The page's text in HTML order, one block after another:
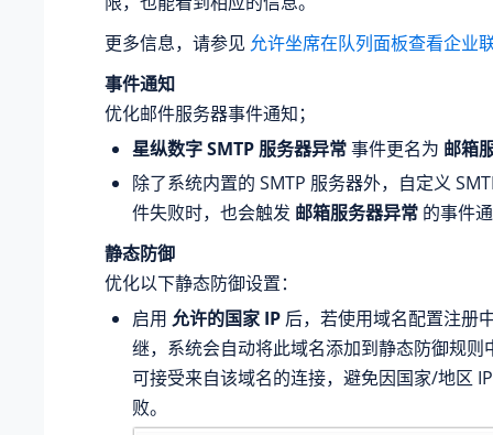
更多信息，请参见 允许坐席在队列面板查看企业
事件通知
优化邮件服务器事件通知；
星纵数字SMTP 服务器异常事件更名为 邮箱
除了系统内置的 SMTP 服务器外，自定义
件失败时，也会触发 邮箱服务器异常 的事件
静态防御
优化以下静态防御设置：
启用 允许的国家 IP 后，若使用域名配置注册
继，系统会自动将此域名添加到静态防御规则
可接受来自该域名的连接，避免因国家/地区
败。